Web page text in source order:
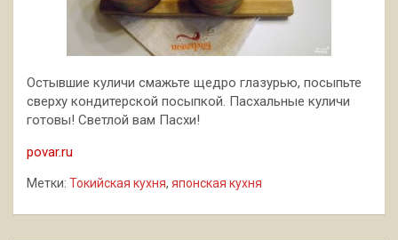
Остывшие куличи смажьте щедро глазурью, посыпьте
сверху кондитерской посыпкой. Пасхальные куличи
готовы! Светлой вам Пасхи!
povar.ru
Метки: Токийская кухня, японская кухня